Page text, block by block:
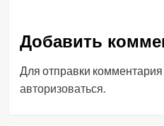
Добавить
Для отправки
авторизоваться